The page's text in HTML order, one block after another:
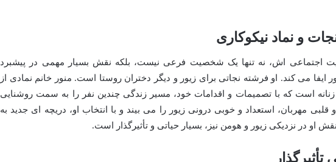
و نماد نیکوکاری
اجتماعی اش، نه تنها یک شخصیت فرعی نیست، بلکه نقش بسیار مهمی در پیشبرد
ایفا می کند. او فرشته نجاتی برای زیور و دیگر دختران روستا است. منور خانم نمادی از
است که با تصمیمات و اقدامات خود، مسیر زندگی چندین نفر را به سمت روشنایی
قلبی مهربان، استعداد و خوبی درونی زیور را می بیند و با انتخاب او، دریچه ای جدید به
او در نزدیکی زیور و هومن نیز، بسیار حیاتی و تأثیرگذار است.